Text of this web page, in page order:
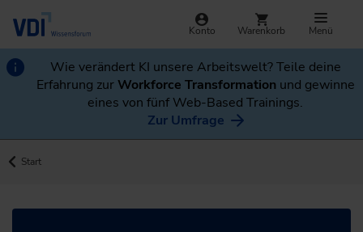
Konto Warenkorb Menü
Wie verändert KI unsere Arbeitswelt? Teile deine
Erfahrung zurWorkforce Transformation und gewinne
eines von fünf Web-Based Trainings.
Zur Umfrage
Start